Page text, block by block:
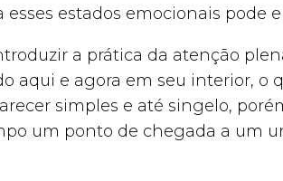
esses estados emocionais pode
a prática da atenção
aqui e agora em seu interior, o
simples e até singelo,
um ponto de chegada a um